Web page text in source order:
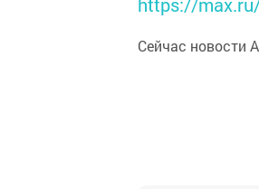
Сейчас новости